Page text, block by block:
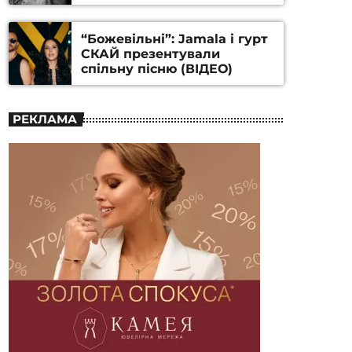
Станіслава Гуренка та
Андрія Алфьорова (ВІДЕО)
“Божевільні”: Jamala і гурт
СКАЙ презентували
спільну пісню (ВІДЕО)
РЕКЛАМА